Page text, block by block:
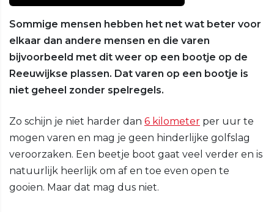
Sommige mensen hebben het net wat beter voor
elkaar dan andere mensen en die varen
bijvoorbeeld met dit weer op een bootje op de
Reeuwijkse plassen. Dat varen op een bootje is
niet geheel zonder spelregels.
Zo schijn je niet harder dan 6 kilometer per uur te
mogen varen en mag je geen hinderlijke golfslag
veroorzaken. Een beetje boot gaat veel verder en is
natuurlijk heerlijk om af en toe even open te
gooien. Maar dat mag dus niet.